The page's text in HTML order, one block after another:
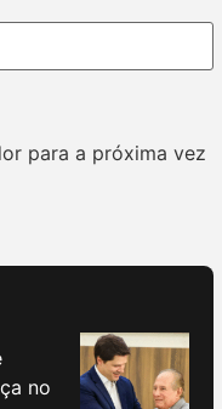
para a próxima vez
no